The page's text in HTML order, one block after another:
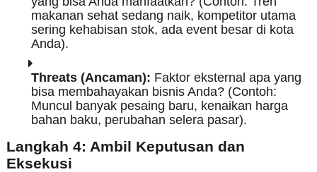
makanan sehat sedang naik, kompetitor utama
sering kehabisan stok, ada event besar di kota
Anda).
Threats (Ancaman): Faktor eksternal apa yang
bisa membahayakan bisnis Anda? (Contoh:
Muncul banyak pesaing baru, kenaikan harga
bahan baku, perubahan selera pasar).
Langkah 4: Ambil Keputusan dan
Eksekusi